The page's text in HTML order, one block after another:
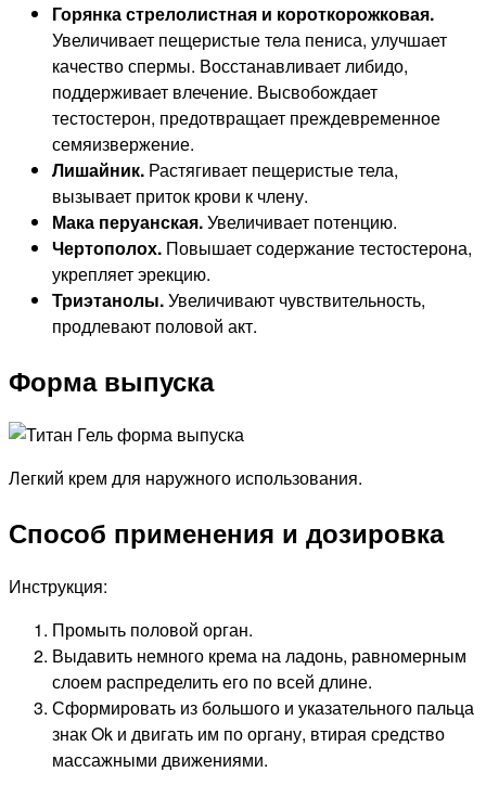
Горянка стрелолистная и короткорожковая.
Увеличивает пещеристые тела пениса, улучшает
качество спермы. Восстанавливает либидо,
поддерживает влечение. Высвобождает
тестостерон, предотвращает преждевременное
семяизвержение.
Лишайник. Растягивает пещеристые тела,
вызывает приток крови к члену.
Мака перуанская.Увеличивает потенцию.
Чертополох. Повышает содержание тестостерона,
укрепляет эрекцию.
Триэтанолы.Увеличивают чувствительность,
продлевают половой акт.
Форма выпуска
Легкий крем для наружного использования.
Способ применения и дозировка
Инструкция:
Промыть половой орган.
Выдавить немного крема на ладонь, равномерным
слоем распределить его по всей длине.
Сформировать из большого и указательного пальца
знак Ok и двигать им по органу, втирая средство
массажными движениями.